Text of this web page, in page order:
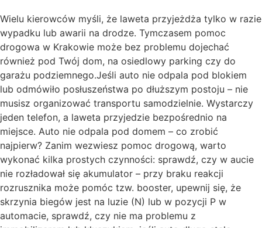
Wielu kierowców myśli, że laweta przyjeżdża tylko w razie
wypadku lub awarii na drodze. Tymczasem pomoc
drogowa w Krakowie może bez problemu dojechać
również pod Twój dom, na osiedlowy parking czy do
garażu podziemnego.Jeśli auto nie odpala pod blokiem
lub odmówiło posłuszeństwa po dłuższym postoju – nie
musisz organizować transportu samodzielnie. Wystarczy
jeden telefon, a laweta przyjedzie bezpośrednio na
miejsce. Auto nie odpala pod domem – co zrobić
najpierw? Zanim wezwiesz pomoc drogową, warto
wykonać kilka prostych czynności: sprawdź, czy w aucie
nie rozładował się akumulator – przy braku reakcji
rozrusznika może pomóc tzw. booster, upewnij się, że
skrzynia biegów jest na luzie (N) lub w pozycji P w
automacie, sprawdź, czy nie ma problemu z